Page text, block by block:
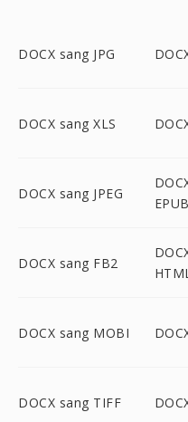
DOCX sang JPG
DOCX sang XLS
DOCX sang JPEG
EPUB
DOCX sang FB2
DOCX sang MOBI
DOCX sang TIFF